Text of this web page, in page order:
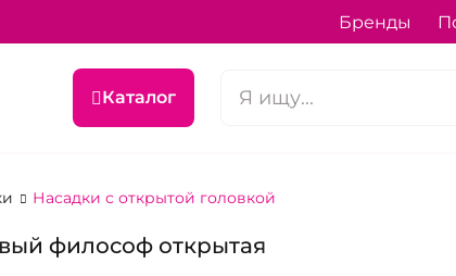
Бренды
Каталог
Насадки с открытой головкой
философ открытая